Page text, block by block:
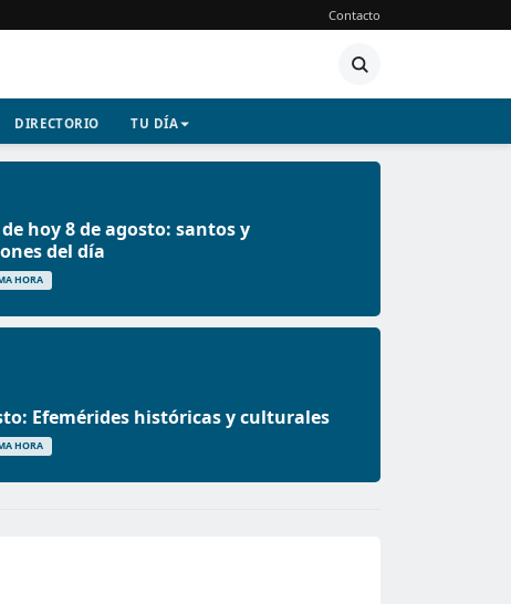
Contacto
DIRECTORIO TU DÍA
hoy 8 de agosto: santos y
del día
HORA
Efemérides históricas y culturales
HORA